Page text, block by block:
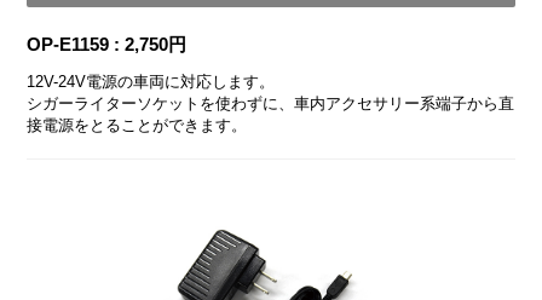
OP-E1159 : 2,750円
12V-24V電源の車両に対応します。
シガーライターソケットを使わずに、車内アクセサリー系端子から直
接電源をとることができます。